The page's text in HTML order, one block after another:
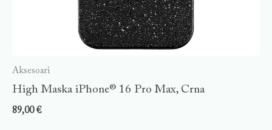
Aksesoari
High Maska iPhone® 16 Pro Max, Crna
89,00€